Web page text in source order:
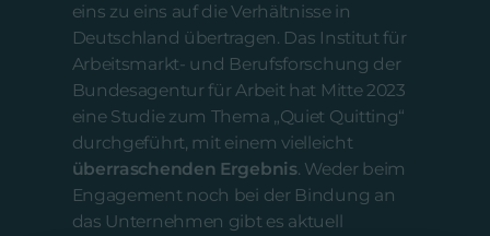
eins zu eins auf die Verhältnisse in
Deutschland übertragen. Das Institut für
Arbeitsmarkt- und Berufsforschung der
Bundesagentur für Arbeit hat Mitte 2023
eine Studie zum Thema „Quiet Quitting“
durchgeführt, mit einem vielleicht
überraschenden Ergebnis. Weder beim
Engagement noch bei der Bindung an
das Unternehmen gibt es aktuell